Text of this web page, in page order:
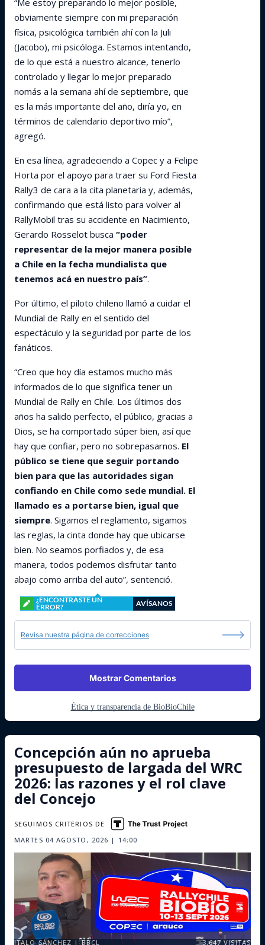
“Me estoy preparando lo mejor posible,
obviamente siempre con mi preparación
física, psicológica también ahí con la Juli
(Jacobo), mi psicóloga. Estamos intentando,
de lo que está a nuestro alcance, tenerlo
controlado y llegar lo mejor preparado
nomás a la semana ahí de septiembre, que
es la más importante del año, diría yo, en
términos de calendario deportivo mío”,
agregó.
En esa línea, agradeciendo a Copec y a Felipe
Horta por el apoyo para traer su Ford Fiesta
Rally3 de cara a la cita planetaria y, además,
confirmando que está listo para volver al
RallyMobil tras su accidente en Nacimiento,
Gerardo Rosselot busca “poder
representar de la mejor manera posible
a Chile en la fecha mundialista que
tenemos acá en nuestro país”.
Por último, el piloto chileno llamó a cuidar el
Mundial de Rally en el sentido del
espectáculo y la seguridad por parte de los
fanáticos.
“Creo que hoy día estamos mucho más
informados de lo que significa tener un
Mundial de Rally en Chile. Los últimos dos
años ha salido perfecto, el público, gracias a
Dios, se ha comportado súper bien, así que
hay que confiar, pero no sobrepasarnos. El
público se tiene que seguir portando
bien para que las autoridades sigan
confiando en Chile como sede mundial. El
llamado es a portarse bien, igual que
siempre. Sigamos el reglamento, sigamos
las reglas, la cinta donde hay que ubicarse
bien. No seamos porfiados y, de esa
manera, todos podemos disfrutar tanto
abajo como arriba del auto”, sentenció.
¿ENCONTRASTE UN
ERROR?
AVÍSANOS
Revisa nuestra página de correcciones
Mostrar Comentarios
Ética y transparencia de BioBioChile
Concepción aún no aprueba
presupuesto de largada del WRC
2026: las razones y el rol clave
del Concejo
MARTES 04 AGOSTO, 2026 | 14:00
SEGUIMOS CRITERIOS DE
ITALO SÁNCHEZ | BBCL 3,647 VISITAS